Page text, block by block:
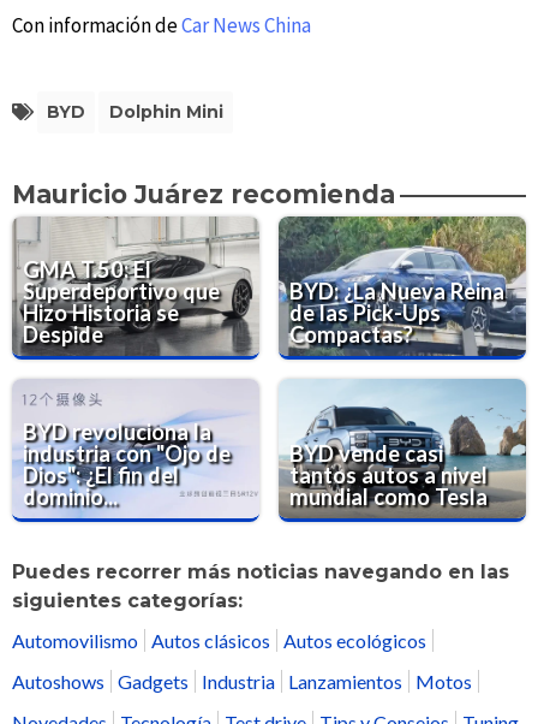
Con información deCar News China
BYD Dolphin Mini
Mauricio Juárez recomienda
GMA T.50: El
Superdeportivo que
Hizo Historia se
Despide
BYD: ¿La Nueva Reina
de las Pick-Ups
Compactas?
BYD revoluciona la
industria con "Ojo de
Dios": ¿El fin del
dominio...
BYD vende casi
tantos autos a nivel
mundial como Tesla
Puedes recorrer más noticias navegando en las
siguientes categorías:
Automovilismo Autos clásicos
Autos ecológicos
Autoshows
Gadgets Industria Lanzamientos
Motos